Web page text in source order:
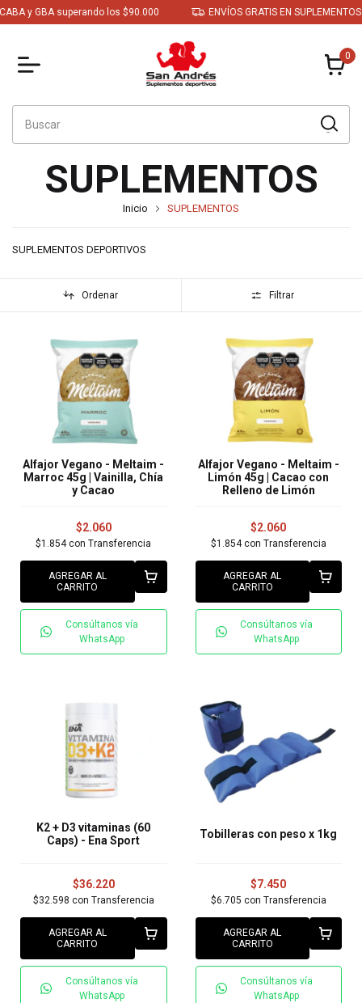
y GBA superando los $90.000 ENVÍOS GRATIS EN SUPLEMENTOS a
0
SUPLEMENTOS
Inicio SUPLEMENTOS
SUPLEMENTOS DEPORTIVOS
Ordenar Filtrar
Alfajor Vegano - Meltaim -
Marroc 45g | Vainilla, Chía
y Cacao
$2.060
$1.854con Transferencia
AGREGAR AL
CARRITO
Consúltanos vía
WhatsApp
Alfajor Vegano - Meltaim -
Limón 45g | Cacao con
Relleno de Limón
$2.060
$1.854con Transferencia
AGREGAR AL
CARRITO
Consúltanos vía
WhatsApp
K2 + D3 vitaminas (60
Caps) - Ena Sport
$36.220
$32.598 con Transferencia
AGREGAR AL
CARRITO
Consúltanos vía
WhatsApp
Tobilleras con peso x 1kg
$7.450
$6.705 con Transferencia
AGREGAR AL
CARRITO
Consúltanos vía
WhatsApp